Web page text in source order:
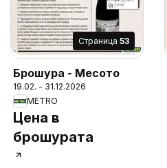
Cтраница 53
Брошура - Месото
19.02. - 31.12.2026
METRO
Цена в
брошурата